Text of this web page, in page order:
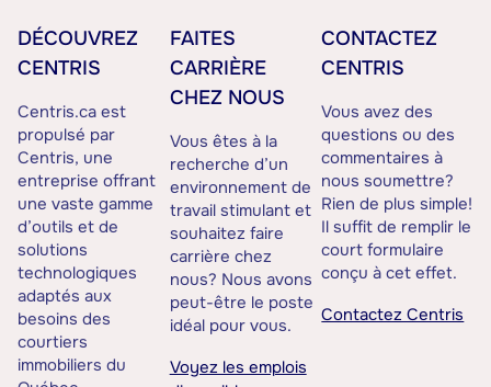
DÉCOUVREZ
CENTRIS
Centris.ca est
propulsé par
Centris, une
entreprise offrant
une vaste gamme
d’outils et de
solutions
technologiques
adaptés aux
besoins des
courtiers
immobiliers du
FAITES
CARRIÈRE
CHEZ NOUS
Vous êtes à la
recherche d’un
environnement de
travail stimulant et
souhaitez faire
carrière chez
nous? Nous avons
peut-être le poste
idéal pour vous.
Voyez les emplois
CONTACTEZ
CENTRIS
Vous avez des
questions ou des
commentaires à
nous soumettre?
Rien de plus simple!
Il suffit de remplir le
court formulaire
conçu à cet effet.
Contactez Centris